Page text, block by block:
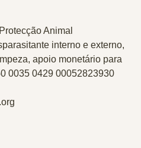
Animal
interno e externo,
apoio monetário para
0035 0429 00052823930